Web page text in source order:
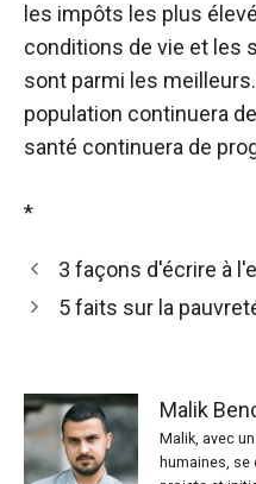
les impôts les plus
conditions de vie et les
sont parmi les
population continuera
santé continuera de
*
3 façons d'écrire à
5 faits sur la
Malik
Malik, avec
humaines, se